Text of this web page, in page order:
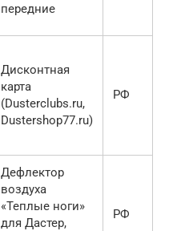
передние
Дисконтная
карта
(Dusterclubs.ru,
Dustershop77.ru)
РФ
Дефлектор
воздуха
«Теплые ноги»
для Дастер,
РФ